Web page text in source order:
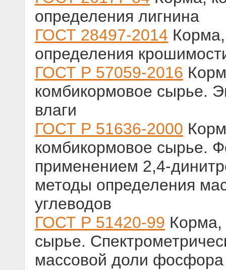
определения лигнина
ГОСТ 28497-2014
определения
ГОСТ Р 57059-2016
комбикормовое сырье.
влаги
ГОСТ Р 51636-2000
комбикормовое сырье.
применением 2,4-
методы определения
углеводов
ГОСТ Р 51420-99 Корма,
сырье.
массовой доли фосфора